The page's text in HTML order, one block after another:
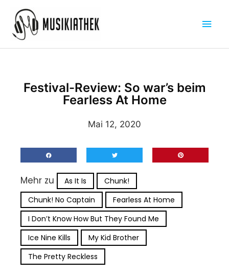
Inhalt
springen
Festival-Review: So war’s beim
Fearless At Home
Mai 12, 2020
Mehr zu As It Is
Chunk!
Chunk! No Captain
Fearless At Home
I Don’t Know How But They Found Me
Ice Nine Kills
My Kid Brother
The Pretty Reckless